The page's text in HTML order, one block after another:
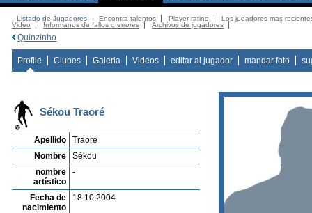
Listado de Jugadores Encontra talentos Player rating
Los jugadores mas
Video
Informanos de fallos o errores Archivos de jugadores
Quinzinho
Profile Clubes Galeria Videos editar al jugador mandar foto
Sékou Traoré
Apellido
Traoré
Nombre
Sékou
nombre
artístico
-
Fecha de
nacimiento
18.10.2004